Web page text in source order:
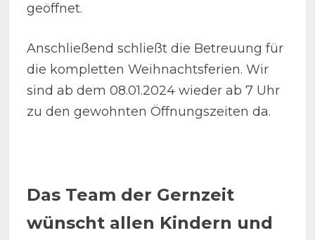
geöffnet.
Anschließend schließt die Betreuung für
die kompletten Weihnachtsferien. Wir
sind ab dem 08.01.2024 wieder ab 7 Uhr
zu den gewohnten Öffnungszeiten da.
Das Team der Gernzeit
wünscht allen Kindern und